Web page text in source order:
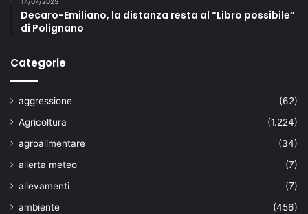
Decaro-Emiliano, la distanza resta al “Libro possibile”
di Polignano
Categorie
aggressione
(62)
Agricoltura
(1.224)
agroalimentare
(34)
allerta meteo
(7)
allevamenti
(7)
ambiente
(456)